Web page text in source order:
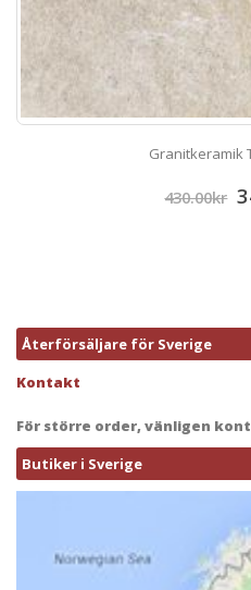
Granitkeramik
430.00kr
Återförsäljare för Sverige
Kontakt
För större order, vänligen
Butiker i Sverige